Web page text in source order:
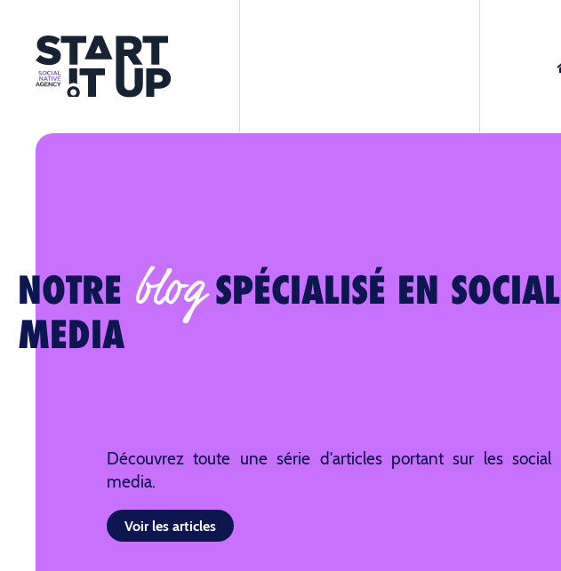
NOTRE blogSPÉCIALISÉ EN SOCIAL
MEDIA
Découvrez toute une série d’articles portant sur les social
media.
Voir les articles